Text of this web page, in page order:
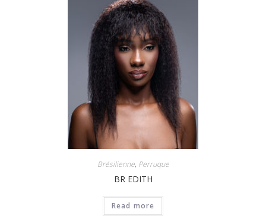
Brésilienne, Perruque
BR EDITH
Read more